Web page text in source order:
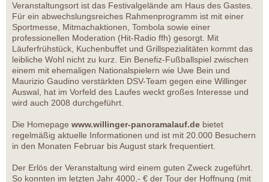
Veranstaltungsort ist das Festivalgelände am Haus des Gastes.
Für ein abwechslungsreiches Rahmenprogramm ist mit einer
Sportmesse, Mitmachaktionen, Tombola sowie einer
professionellen Moderation (Hit-Radio ffh) gesorgt. Mit
Läuferfrühstück, Kuchenbuffet und Grillspezialitäten kommt das
leibliche Wohl nicht zu kurz. Ein Benefiz-Fußballspiel zwischen
einem mit ehemaligen Nationalspielern wie Uwe Bein und
Maurizio Gaudino verstärkten DSV-Team gegen eine Willinger
Auswal, hat im Vorfeld des Laufes weckt großes Interesse und
wird auch 2008 durchgeführt.
Die Homepage www.willinger-panoramalauf.de bietet
regelmäßig aktuelle Informationen und ist mit 20.000 Besuchern
in den Monaten Februar bis August stark frequentiert.
Der Erlös der Veranstaltung wird einem guten Zweck zugeführt.
So konnten im letzten Jahr 4000,- € der Tour der Hoffnung (mit